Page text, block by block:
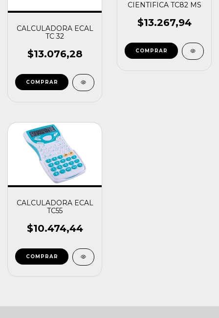
CALCULADORA ECAL
TC 32
$13.076,28
CIENTIFICA TC82 MS
$13.267,94
CALCULADORA ECAL
TC55
$10.474,44